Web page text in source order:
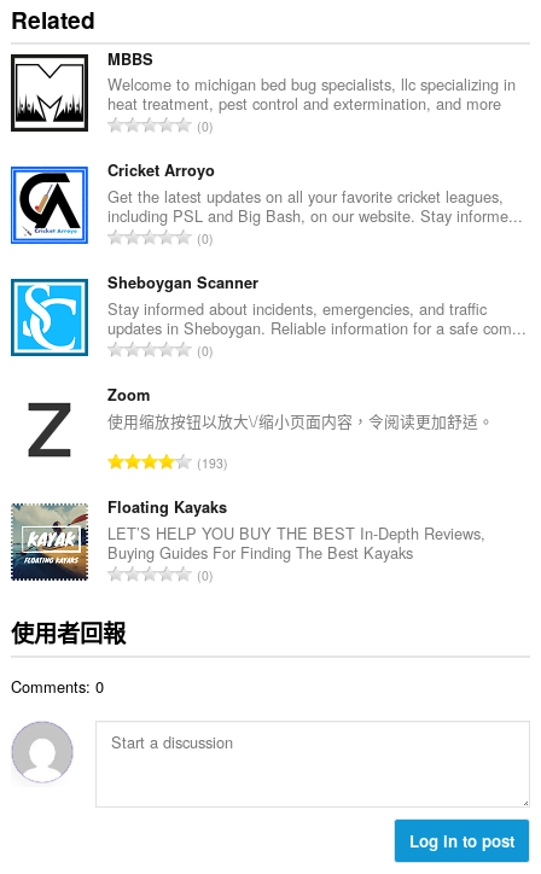
Related
MBBS
Welcome to michigan bed bug specialists, llc specializing in
heat treatment, pest control and extermination, and more
評
的
總
次
數
0
Cricket Arroyo
Get the latest updates on all your favorite cricket leagues,
including PSL and Big Bash, on our website. Stay informe...
評
的
總
次
數
0
Sheboygan Scanner
Stay informed about incidents, emergencies, and traffic
updates in Sheboygan. Reliable information for a safe com...
評
總
數
0
Zoom
使用缩放按钮以放大\/缩小页面内容，令阅读更加舒适。
評
的
總
次
數
193
Floating Kayaks
LET’S HELP YOU BUY THE BEST In-Depth Reviews,
Buying Guides For Finding The Best Kayaks
評
:
0
使用者回報
Comments: 0
Log in to post